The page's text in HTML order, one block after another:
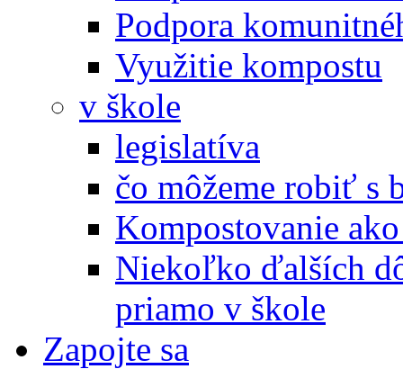
Podpora
Využitie kompostu
v škole
legislatíva
čo môžeme robiť s
Kompostovanie
Niekoľko ďalších
priamo v škole
Zapojte sa